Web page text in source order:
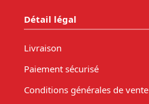
Détail légal
Livraison
Paiement sécurisé
Conditions générales de vente